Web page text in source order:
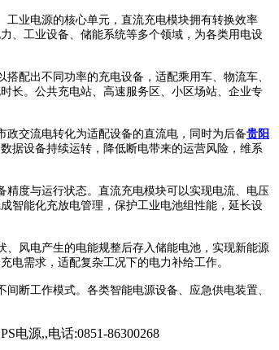
业电源的核心单元，直流充电模块拥有转换效率
、工业设备、储能系统等多个领域，为各类用电设
配出不同功率的充电设备，适配乘用车、物流车、
长。公共充电站、高速服务区、小区场站、企业专
交流电转化为适配设备的直流电，同时为后备贵阳
据设备持续运转，降低断电带来的运营风险，维系
度与运行状态。直流充电模块可以实现电流、电压
智能化充放电管理，保护工业电池组性能，延长设
风电产生的电能规整后存入储能电池，实现新能源
电需求，适配复杂工况下的电力补给工作。
断工作模式。各类智能电源设备、应急供电装置、
电源,,电话:0851-86300268